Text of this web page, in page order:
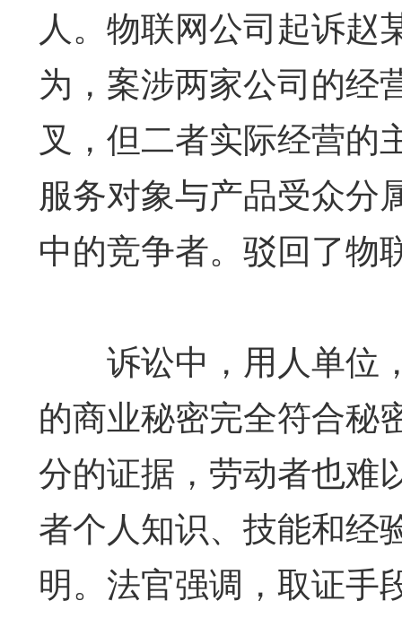
人。物联网公司起诉赵
为，案涉两家公司的经
叉，但二者实际经营的
服务对象与产品受众分
中的竞争者。驳回了物
诉讼中，用人单位
的商业秘密完全符合秘
分的证据，劳动者也难
者个人知识、技能和经
明。法官强调，取证手